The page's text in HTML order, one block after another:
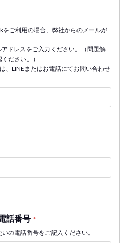
ご利用の場合、弊社からのメールが
ドレスをご入力ください。（問題解
ださい。）
、LINEまたはお電話にてお問い合わせ
話番号 *
の電話番号をご記入ください。